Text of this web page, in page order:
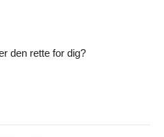
den rette for dig?